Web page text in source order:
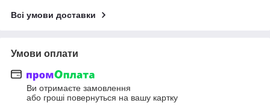
Всі умови доставки
Умови оплати
Ви отримаєте замовлення
або гроші повернуться на вашу картку